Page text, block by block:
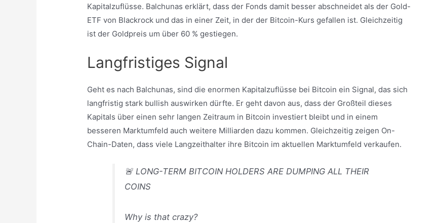
Kapitalzuflüsse. Balchunas erklärt, dass der Fonds damit besser abschneidet als der Gold-
ETF von Blackrock und das in einer Zeit, in der der Bitcoin-Kurs gefallen ist. Gleichzeitig
ist der Goldpreis um über 60 % gestiegen.
Langfristiges Signal
Geht es nach Balchunas, sind die enormen Kapitalzuflüsse bei Bitcoin ein Signal, das sich
langfristig stark bullish auswirken dürfte. Er geht davon aus, dass der Großteil dieses
Kapitals über einen sehr langen Zeitraum in Bitcoin investiert bleibt und in einem
besseren Marktumfeld auch weitere Milliarden dazu kommen. Gleichzeitig zeigen On-
Chain-Daten, dass viele Langzeithalter ihre Bitcoin im aktuellen Marktumfeld verkaufen.
🚨 LONG-TERM BITCOIN HOLDERS ARE DUMPING ALL THEIR
COINS
Why is that crazy?